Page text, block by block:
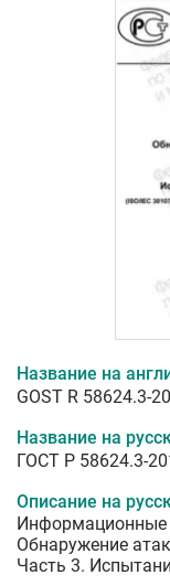
Название на
GOST R 58624.3-
Название на
ГОСТ Р 58624.3-
Описание на
Информационные
Обнаружение
Часть 3.